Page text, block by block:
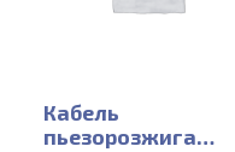
Кабель
пьезорозжига